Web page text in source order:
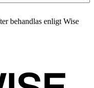
behandlas enligt Wise